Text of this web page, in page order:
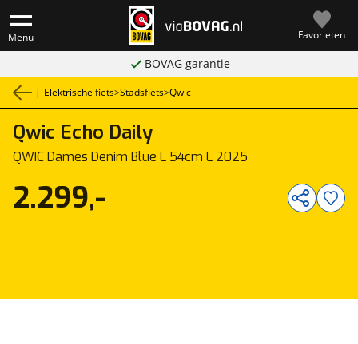
Menu Favorieten
BOVAG garantie
| Elektrische fiets>Stadsfiets>Qwic
Qwic Echo Daily
QWIC Dames Denim Blue L 54cm L 2025
2.299,-